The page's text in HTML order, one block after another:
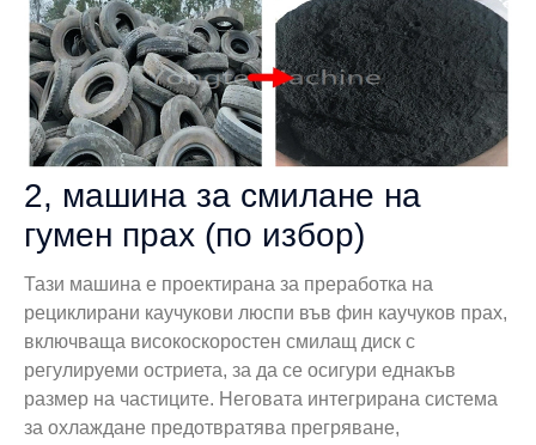
2, машина за смилане на
гумен прах (по избор)
Тази машина е проектирана за преработка на
рециклирани каучукови люспи във фин каучуков прах,
включваща високоскоростен смилащ диск с
регулируеми остриета, за да се осигури еднакъв
размер на частиците. Неговата интегрирана система
за охлаждане предотвратява прегряване,